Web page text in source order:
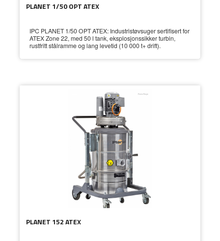
PLANET 1/50 OPT ATEX
IPC PLANET 1/50 OPT ATEX: Industristøvsuger sertifisert for
ATEX Zone 22, med 50 l tank, eksplosjonssikker turbin,
rustfritt stålramme og lang levetid (10 000 t+ drift).
PLANET 152 ATEX